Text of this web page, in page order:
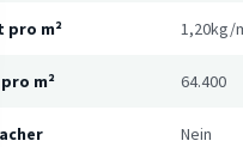
pro m² 1,20kg/
m² 64.400
Nein